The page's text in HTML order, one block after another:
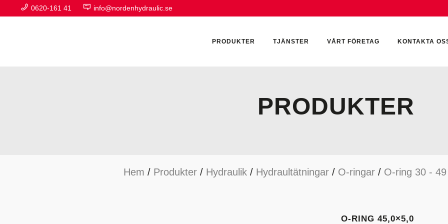
0620-161 41 info@nordenhydraulic.se
PRODUKTER
HYDRAULIKTILLBEHÖR HYDRAULMOTORER
TJÄNSTER VÅRT FÖRETAG KONTAKTA
PRODUKTER
Hem / Produkter / Hydraulik / Hydraultätningar / O-ringar / O-ring 30 -
O-RING 45,0×5,0